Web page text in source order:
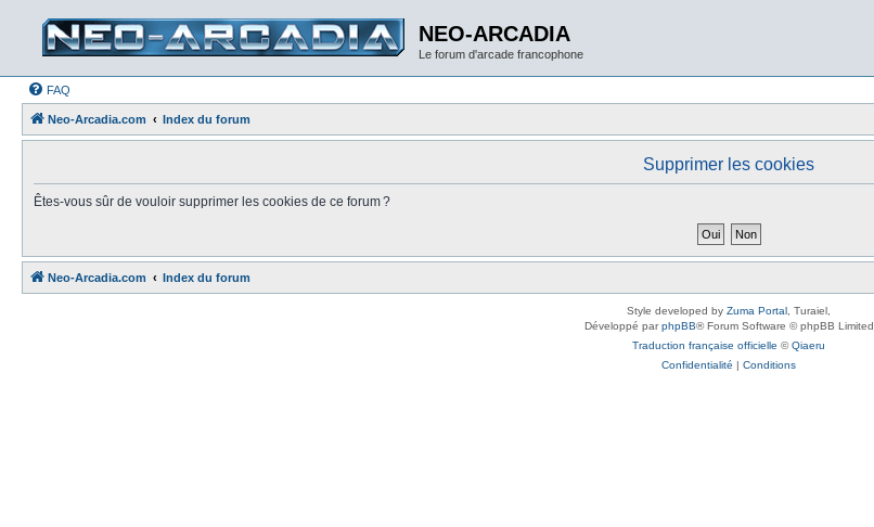
NEO-ARCADIA
Le forum d'arcade francophone
FAQ
Neo-Arcadia.com Index du forum
Supprimer les cookies
Êtes-vous sûr de vouloir supprimer les cookies de ce forum ?
Neo-Arcadia.com Index du forum
Style developed by Zuma Portal , Turaiel,
Développé parphpBB® Forum Software © phpBB Limited
Traduction française officielle ©Qiaeru
Confidentialité | Conditions